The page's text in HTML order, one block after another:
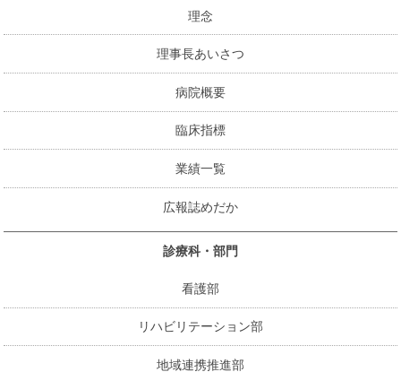
理念
理事長あいさつ
病院概要
臨床指標
業績一覧
広報誌めだか
診療科・部門
看護部
リハビリテーション部
地域連携推進部